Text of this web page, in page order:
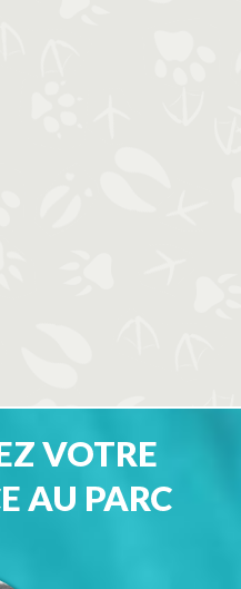
VOTRE
AU PARC